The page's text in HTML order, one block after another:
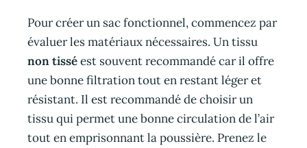
Pour créer un sac fonctionnel, commencez par
évaluer les matériaux nécessaires. Un tissu
non tisséest souvent recommandé car il offre
une bonne filtration tout en restant léger et
résistant. Il est recommandé de choisir un
tissu qui permet une bonne circulation de l’air
tout en emprisonnant la poussière. Prenez le